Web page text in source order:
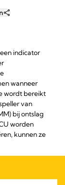
indicator
wanneer
wordt bereikt
van
bij ontslag
worden
kunnen ze